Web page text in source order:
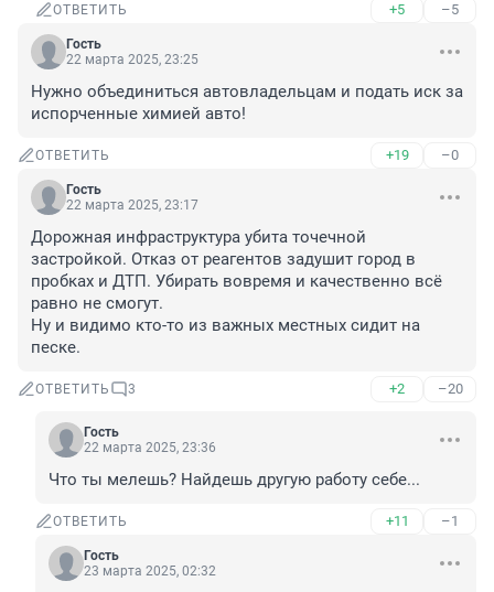
ОТВЕТИТЬ +5 –5
Гость
22 марта 2025, 23:25
Нужно объединиться автовладельцам и подать иск за
испорченные химией авто!
ОТВЕТИТЬ +19 –0
Гость
22 марта 2025, 23:17
Дорожная инфраструктура убита точечной
застройкой. Отказ от реагентов задушит город в
пробках и ДТП. Убирать вовремя и качественно всё
равно не смогут.
Ну и видимо кто-то из важных местных сидит на
песке.
ОТВЕТИТЬ 3 +2 –20
Гость
22 марта 2025, 23:36
Что ты мелешь? Найдешь другую работу себе...
ОТВЕТИТЬ +11 –1
Гость
23 марта 2025, 02:32